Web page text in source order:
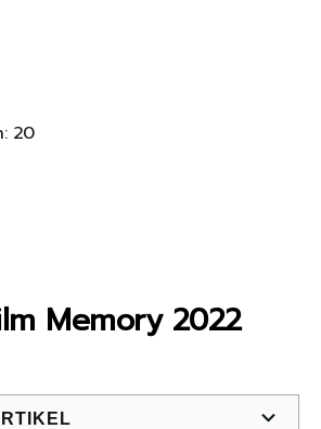
20
Memory 2022